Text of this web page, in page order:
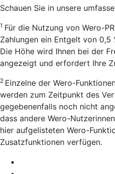
Schauen Sie in unsere
1 Für die Nutzung von Wero-
Zahlungen ein Entgelt von 0,5
Die Höhe wird Ihnen bei der
angezeigt und erfordert Ihre
2 Einzelne der Wero-
werden zum Zeitpunkt des
gegebenenfalls noch nicht
dass andere Wero-
hier aufgelisteten Wero-
Zusatzfunktionen verfügen.